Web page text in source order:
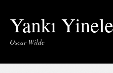
Yankı
Oscar Wilde